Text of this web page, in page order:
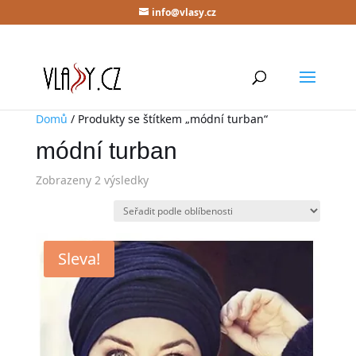
info@vlasy.cz
Domů / Produkty se štítkem „módní turban“
módní turban
Zobrazeny 2 výsledky
Sleva!